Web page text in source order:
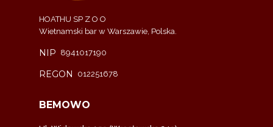
HOATHU SP Z O O
Wietnamski bar w Warszawie, Polska.
NIP 8941017190
REGON 012251678
BEMOWO